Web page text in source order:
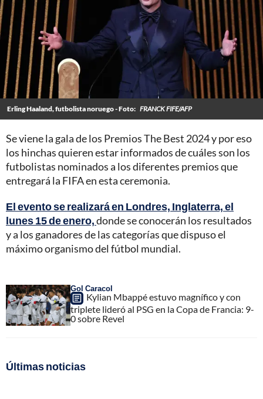
Erling Haaland, futbolista noruego - Foto: FRANCK FIFE/AFP
Se viene la gala de los Premios The Best 2024 y por eso
los hinchas quieren estar informados de cuáles son los
futbolistas nominados a los diferentes premios que
entregará la FIFA en esta ceremonia.
El evento se realizará en Londres, Inglaterra, el
lunes 15 de enero,donde se conocerán los resultados
y a los ganadores de las categorías que dispuso el
máximo organismo del fútbol mundial.
Gol Caracol
Kylian Mbappé estuvo magnífico y con
triplete lideró al PSG en la Copa de Francia: 9-
0 sobre Revel
Últimas noticias